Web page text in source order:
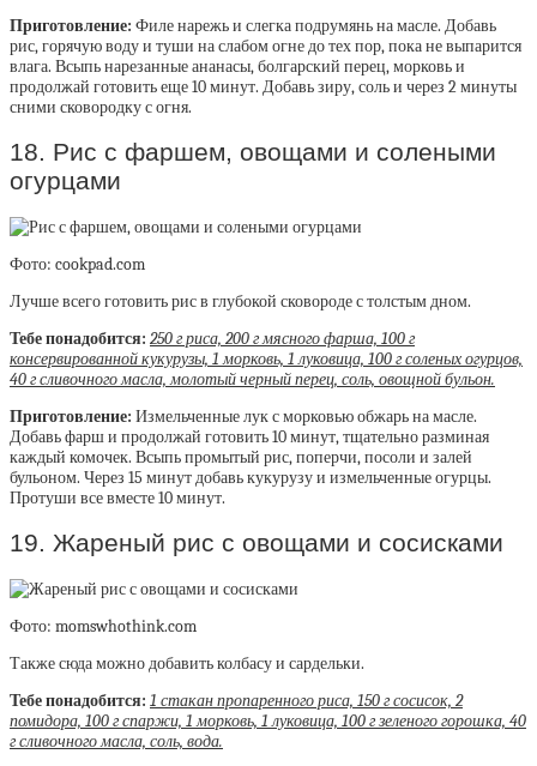
Приготовление: Филе нарежь и слегка подрумянь на масле. Добавь
рис, горячую воду и туши на слабом огне до тех пор, пока не выпарится
влага. Всыпь нарезанные ананасы, болгарский перец, морковь и
продолжай готовить еще 10 минут. Добавь зиру, соль и через 2 минуты
сними сковородку с огня.
18. Рис с фаршем, овощами и солеными
огурцами
Фото: cookpad.com
Лучше всего готовить рис в глубокой сковороде с толстым дном.
Тебе понадобится: 250 г риса, 200 г мясного фарша, 100 г
консервированной кукурузы, 1 морковь, 1 луковица, 100 г соленых огурцов,
40 г сливочного масла, молотый черный перец, соль, овощной бульон.
Приготовление: Измельченные лук с морковью обжарь на масле.
Добавь фарш и продолжай готовить 10 минут, тщательно разминая
каждый комочек. Всыпь промытый рис, поперчи, посоли и залей
бульоном. Через 15 минут добавь кукурузу и измельченные огурцы.
Протуши все вместе 10 минут.
19. Жареный рис с овощами и сосисками
Фото: momswhothink.com
Также сюда можно добавить колбасу и сардельки.
Тебе понадобится: 1 стакан пропаренного риса, 150 г сосисок, 2
помидора, 100 г спаржи, 1 морковь, 1 луковица, 100 г зеленого горошка, 40
г сливочного масла, соль, вода.